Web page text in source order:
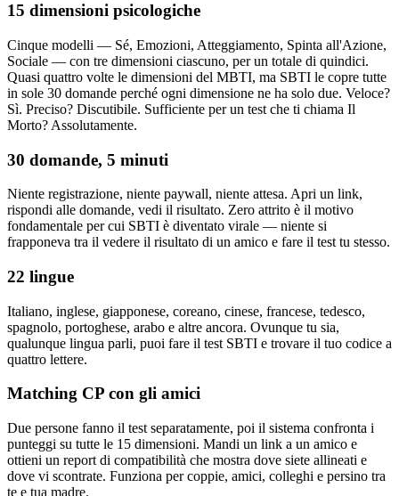
15 dimensioni psicologiche
Cinque modelli — Sé, Emozioni, Atteggiamento, Spinta all'Azione,
Sociale — con tre dimensioni ciascuno, per un totale di quindici.
Quasi quattro volte le dimensioni del MBTI, ma SBTI le copre tutte
in sole 30 domande perché ogni dimensione ne ha solo due. Veloce?
Sì. Preciso? Discutibile. Sufficiente per un test che ti chiama Il
Morto? Assolutamente.
30 domande, 5 minuti
Niente registrazione, niente paywall, niente attesa. Apri un link,
rispondi alle domande, vedi il risultato. Zero attrito è il motivo
fondamentale per cui SBTI è diventato virale — niente si
frapponeva tra il vedere il risultato di un amico e fare il test tu stesso.
22 lingue
Italiano, inglese, giapponese, coreano, cinese, francese, tedesco,
spagnolo, portoghese, arabo e altre ancora. Ovunque tu sia,
qualunque lingua parli, puoi fare il test SBTI e trovare il tuo codice a
quattro lettere.
Matching CP con gli amici
Due persone fanno il test separatamente, poi il sistema confronta i
punteggi su tutte le 15 dimensioni. Mandi un link a un amico e
ottieni un report di compatibilità che mostra dove siete allineati e
dove vi scontrate. Funziona per coppie, amici, colleghi e persino tra
te e tua madre.